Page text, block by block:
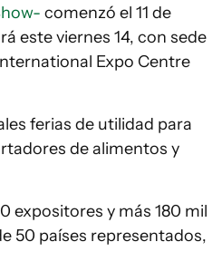
comenzó el 11 de
este viernes 14, con sede
Expo Centre
ferias de utilidad para
de alimentos y
expositores y más 180 mil
50 países representados,